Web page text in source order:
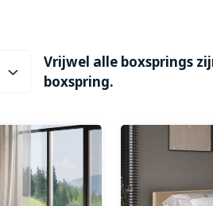
Vrijwel alle boxsprings
boxspring.